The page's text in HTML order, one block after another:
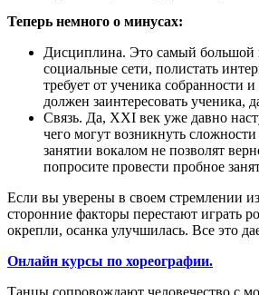
Теперь немного о минусах:
Дисциплина. Это самый большой
социальные сети, полистать
требует от ученика собранности
должен заинтересовать ученика,
Связь. Да, XXI век уже давно
чего могут возникнуть
занятии вокалом не позволят
попросите провести пробное
Если вы уверены в своем стремлении
сторонние факторы перестают играть
окрепли, осанка улучшилась. Все это
Онлайн курсы по хореографии.
Танцы сопровождают человечество с